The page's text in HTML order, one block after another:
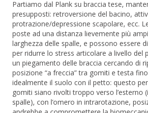
Partiamo dal Plank su braccia tese,
presupposti: retroversione del bacino,
protrazione/depressione scapolare, ecc.
poste ad una distanza lievemente più
larghezza delle spalle, e possono essere
per ridurre lo stress articolare a livello del
un piegamento delle braccia cercando di
posizione “a freccia” tra gomiti e testa
idealmente il suolo con il petto: questo
gomiti siano rivolti troppo verso l’esterno
spalle), con l’omero in intrarotazione,